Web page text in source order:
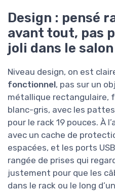
Design : pensé
avant tout, pas
joli dans le salon
Niveau design, on est
fonctionnel, pas sur un
métallique rectangulaire,
blanc-gris, avec les
pour le rack 19 pouces. À
avec un cache de
espacées, et les ports
rangée de prises qui
justement pour que les
dans le rack ou le long